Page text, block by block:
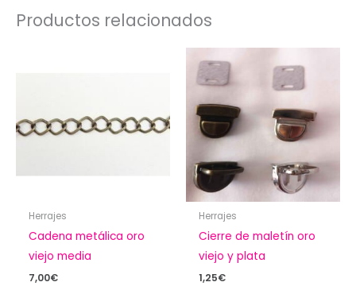
Productos relacionados
Herrajes
Cadena metálica oro
viejo media
7,00€
Herrajes
Cierre de maletín oro
viejo y plata
1,25€